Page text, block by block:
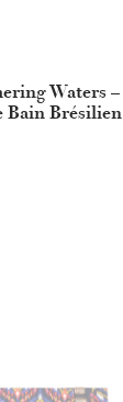
Waters –
Bain Brésilien